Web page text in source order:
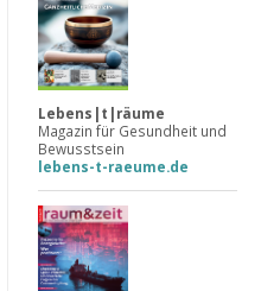
Lebens|t|räume
Magazin für Gesundheit und
Bewusstsein
lebens-t-raeume.de